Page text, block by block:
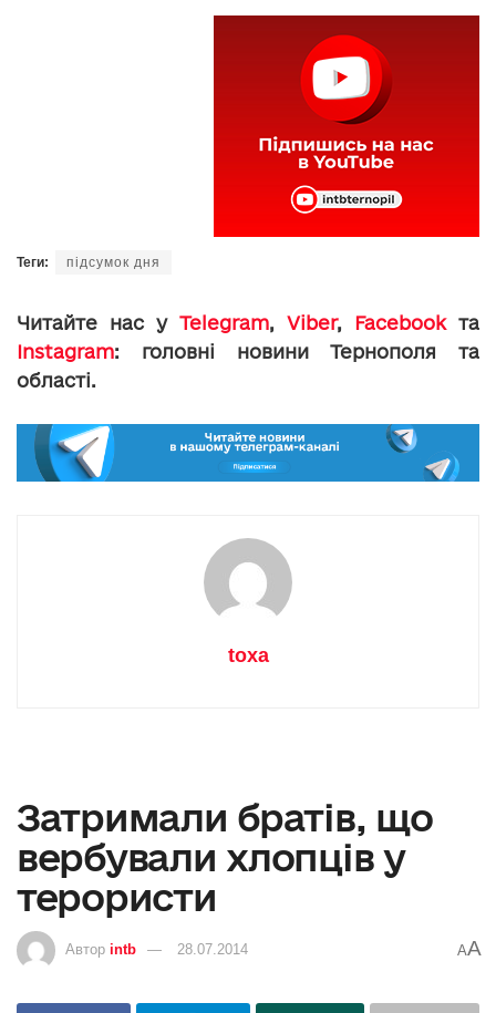
Теги: підсумок дня
Читайте нас у Telegram, Viber, Facebookта
Instagram: головні новини Тернополя та
області.
toxa
Затримали братів, що
вербували хлопців у
терористи
Автор intb 28.07.2014 AA